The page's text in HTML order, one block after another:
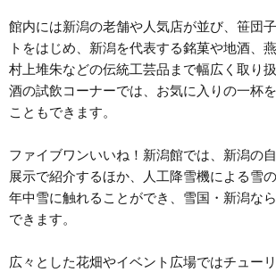
館内には新潟の老舗や人気店が並び、笹団
トをはじめ、新潟を代表する銘菓や地酒、
村上堆朱などの伝統工芸品まで幅広く取り
酒の試飲コーナーでは、お気に入りの一杯
こともできます。
ファイブワンいいね！新潟館では、新潟の
展示で紹介するほか、人工降雪機による雪
年中雪に触れることができ、雪国・新潟な
できます。
広々とした花畑やイベント広場ではチュー